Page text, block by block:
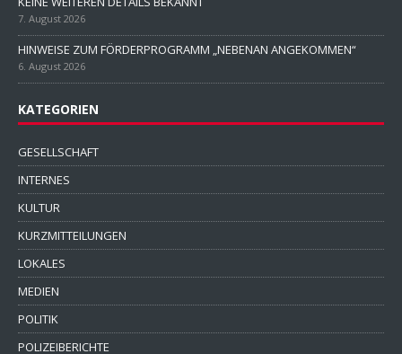
7. August 2026
HINWEISE ZUM FÖRDERPROGRAMM „NEBENAN ANGEKOMMEN“
6. August 2026
KATEGORIEN
GESELLSCHAFT
INTERNES
KULTUR
KURZMITTEILUNGEN
LOKALES
MEDIEN
POLITIK
POLIZEIBERICHTE